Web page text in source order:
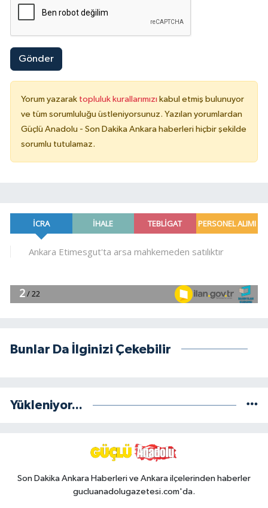
Gönder
Yorum yazarak topluluk kurallarımızı kabul etmiş bulunuyor
ve tüm sorumluluğu üstleniyorsunuz. Yazılan yorumlardan
Güçlü Anadolu - Son Dakika Ankara haberleri hiçbir şekilde
sorumlu tutulamaz.
Bunlar Da İlginizi Çekebilir
Yükleniyor...
Son Dakika Ankara Haberleri ve Ankara ilçelerinden haberler
gucluanadolugazetesi.com'da.